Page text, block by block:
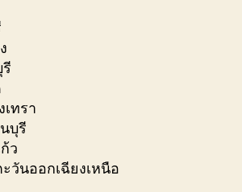
ทรา
บุรี
ว
วันออกเฉียงเหนือ